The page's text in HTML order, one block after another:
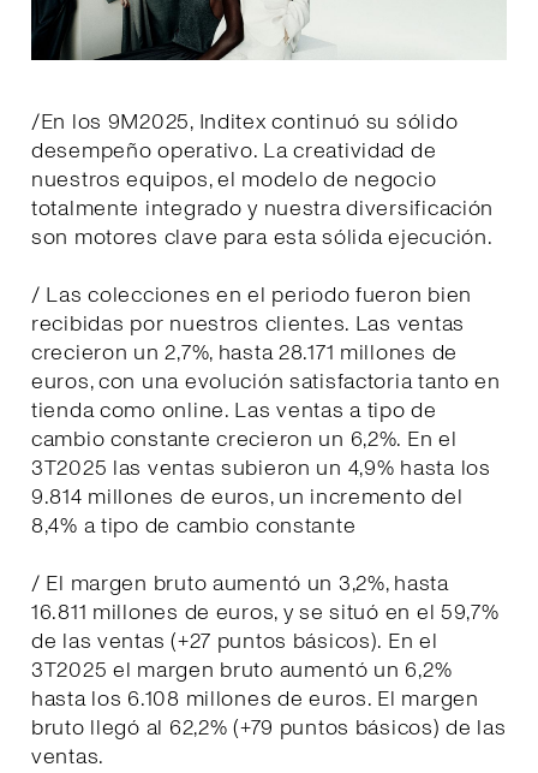
/En los 9M2025, Inditex continuó su sólido
desempeño operativo. La creatividad de
nuestros equipos, el modelo de negocio
totalmente integrado y nuestra diversificación
son motores clave para esta sólida ejecución.
/ Las colecciones en el periodo fueron bien
recibidas por nuestros clientes. Las ventas
crecieron un 2,7%, hasta 28.171 millones de
euros, con una evolución satisfactoria tanto en
tienda como online. Las ventas a tipo de
cambio constante crecieron un 6,2%. En el
3T2025 las ventas subieron un 4,9% hasta los
9.814 millones de euros, un incremento del
8,4% a tipo de cambio constante
/ El margen bruto aumentó un 3,2%, hasta
16.811 millones de euros, y se situó en el 59,7%
de las ventas (+27 puntos básicos). En el
3T2025 el margen bruto aumentó un 6,2%
hasta los 6.108 millones de euros. El margen
bruto llegó al 62,2% (+79 puntos básicos) de las
ventas.